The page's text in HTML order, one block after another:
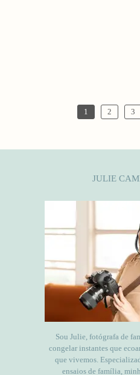
1 2 3
JULIE
Sou Julie, fotógrafa de
congelar instantes que
que vivemos.
ensaios de família,